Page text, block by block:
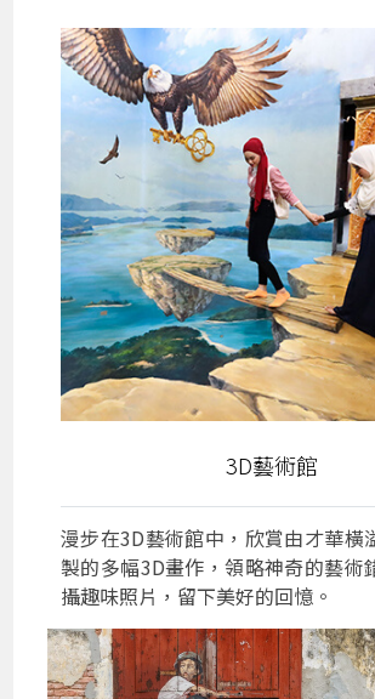
3D藝術館
漫步在3D藝術館中，欣賞由才華橫
製的多幅3D畫作，領略神奇的藝術
攝趣味照片，留下美好的回憶。